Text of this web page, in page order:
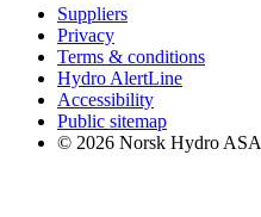
Suppliers
Privacy
Terms & conditions
Hydro AlertLine
Accessibility
Public sitemap
© 2026 Norsk Hydro ASA